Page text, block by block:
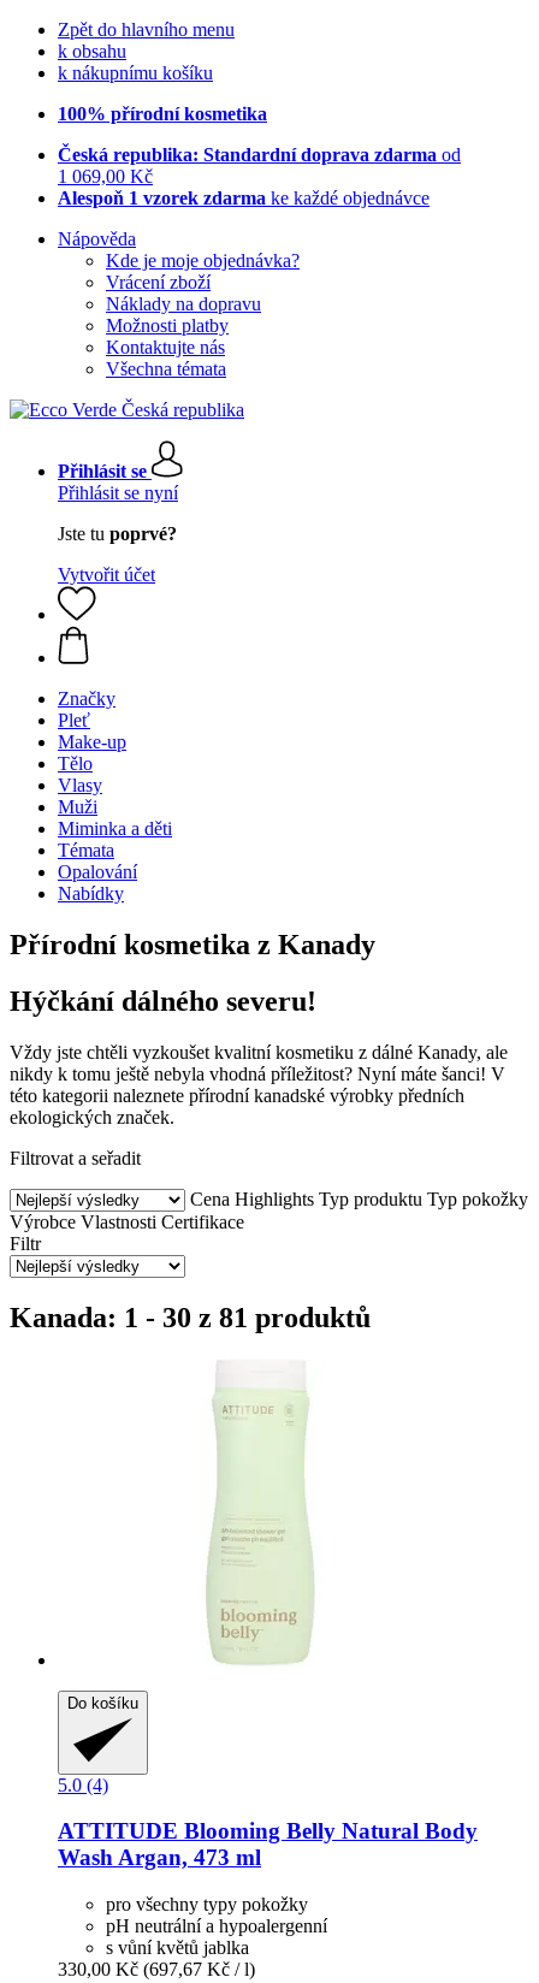
Zpět do hlavního menu
k obsahu
k nákupnímu košíku
100% přírodní kosmetika
Česká republika: Standardní doprava zdarma od
1 069,00 Kč
Alespoň 1 vzorek zdarma ke každé objednávce
Nápověda
Kde je moje objednávka?
Vrácení zboží
Náklady na dopravu
Možnosti platby
Kontaktujte nás
Všechna témata
Přihlásit se
Přihlásit se nyní
Jste tu poprvé?
Vytvořit účet
Značky
Pleť
Make-up
Tělo
Vlasy
Muži
Miminka a děti
Témata
Opalování
Nabídky
Přírodní kosmetika z Kanady
Hýčkání dálného severu!
Vždy jste chtěli vyzkoušet kvalitní kosmetiku z dálné Kanady, ale
nikdy k tomu ještě nebyla vhodná příležitost? Nyní máte šanci! V
této kategorii naleznete přírodní kanadské výrobky předních
ekologických značek.
Filtrovat a seřadit
Cena Highlights Typ produktu Typ pokožky
Výrobce Vlastnosti Certifikace
Filtr
Kanada: 1 - 30 z 81 produktů
Do košíku
5.0 (4)
ATTITUDE Blooming Belly Natural Body
Wash Argan, 473 ml
pro všechny typy pokožky
pH neutrální a hypoalergenní
s vůní květů jablka
330,00 Kč (697,67 Kč / l)